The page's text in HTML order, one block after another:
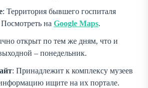
: Территория бывшего госпиталя
на Google Maps.
открыт по тем же дням, что и
– понедельник.
: Принадлежит к комплексу музеев
ищите на их портале.